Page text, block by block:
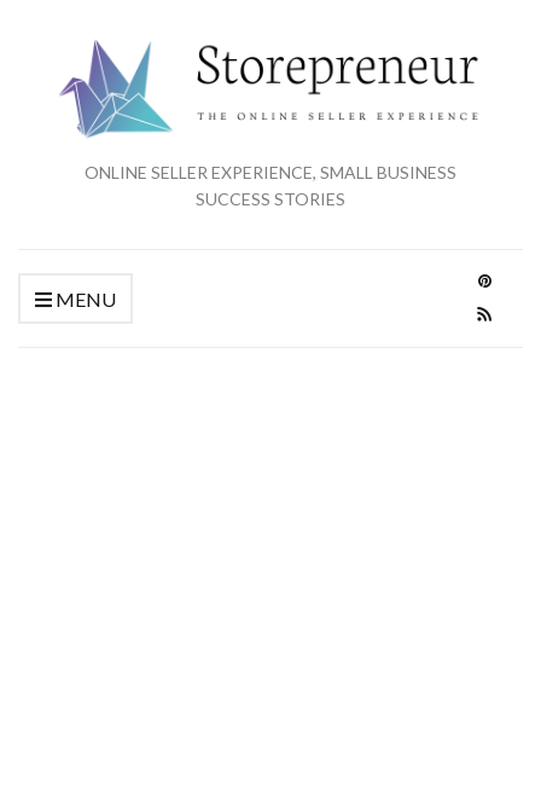
ONLINE SELLER EXPERIENCE, SMALL BUSINESS
SUCCESS STORIES
MENU